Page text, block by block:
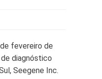
fevereiro de
diagnóstico
Seegene Inc.